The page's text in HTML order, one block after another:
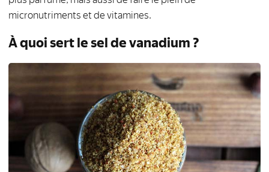
micronutriments et de vitamines.
À quoi sert le sel de vanadium ?